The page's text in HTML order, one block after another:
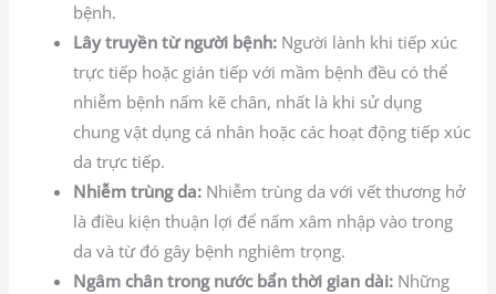
bệnh.
Lây truyền từ người bệnh: Người lành khi tiếp xúc
trực tiếp hoặc gián tiếp với mầm bệnh đều có thể
nhiễm bệnh nấm kẽ chân, nhất là khi sử dụng
chung vật dụng cá nhân hoặc các hoạt động tiếp xúc
da trực tiếp.
Nhiễm trùng da: Nhiễm trùng da với vết thương hở
là điều kiện thuận lợi để nấm xâm nhập vào trong
da và từ đó gây bệnh nghiêm trọng.
Ngâm chân trong nước bẩn thời gian dài: Những